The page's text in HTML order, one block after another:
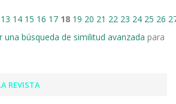
13 14 15 16 17 18 19 20 21 22 23 24 25 26
una búsqueda de similitud avanzada para
REVISTA